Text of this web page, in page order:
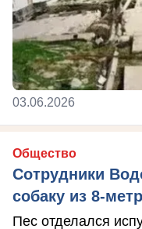
03.06.2026
Общество
Сотрудники
собаку из 8-
Пес отделался